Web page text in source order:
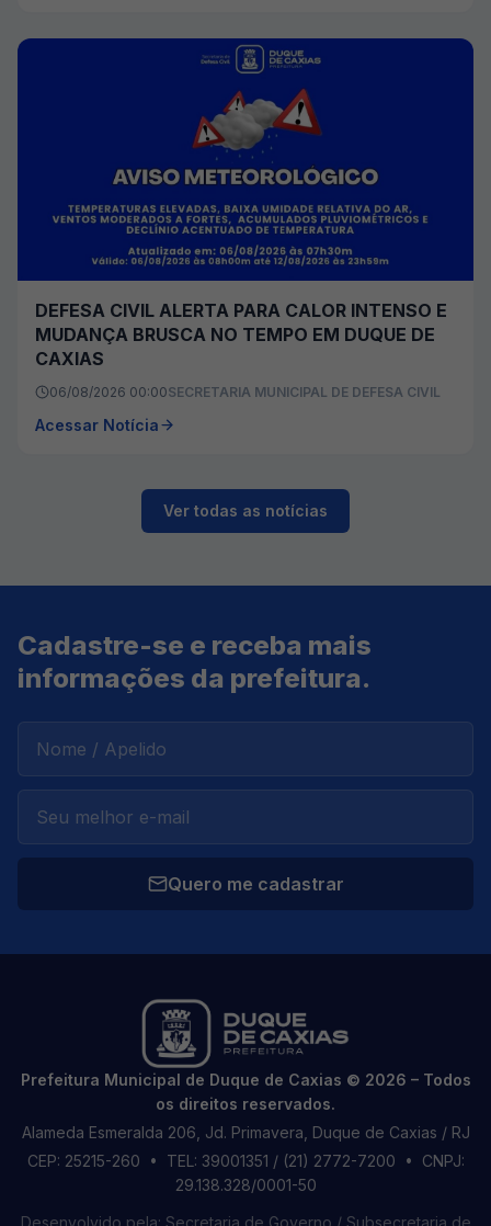
DEFESA CIVIL ALERTA PARA CALOR INTENSO E
MUDANÇA BRUSCA NO TEMPO EM DUQUE DE
CAXIAS
06/08/2026 00:00SECRETARIA MUNICIPAL DE DEFESA CIVIL
Acessar Notícia
Ver todas as notícias
Cadastre-se e receba mais
informações da prefeitura.
Quero me cadastrar
Prefeitura Municipal de Duque de Caxias © 2026 – Todos
os direitos reservados.
Alameda Esmeralda 206, Jd. Primavera, Duque de Caxias / RJ
CEP: 25215-260 • TEL: 39001351 / (21) 2772-7200 • CNPJ:
29.138.328/0001-50
Desenvolvido pela: Secretaria de Governo / Subsecretaria de